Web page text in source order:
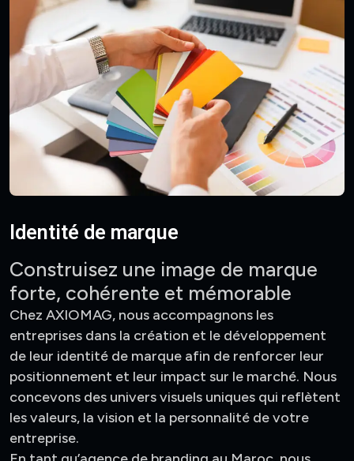
Identité de marque
Construisez une image de marque
forte, cohérente et mémorable
Chez AXIOMAG, nous accompagnons les
entreprises dans la création et le développement
de leur identité de marque afin de renforcer leur
positionnement et leur impact sur le marché. Nous
concevons des univers visuels uniques qui reflètent
les valeurs, la vision et la personnalité de votre
entreprise.